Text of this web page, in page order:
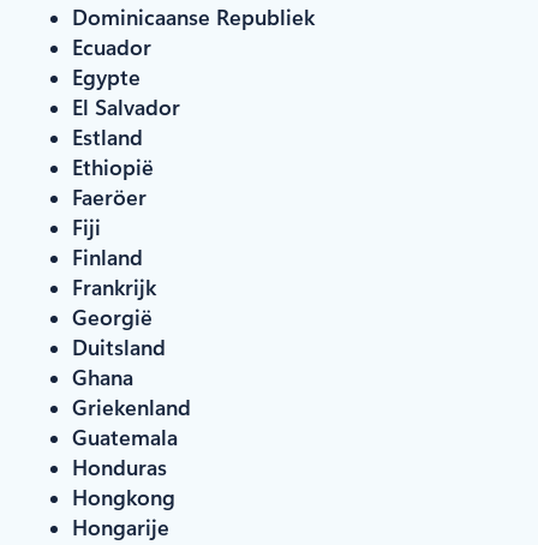
Dominicaanse Republiek
Ecuador
Egypte
El Salvador
Estland
Ethiopië
Faeröer
Fiji
Finland
Frankrijk
Georgië
Duitsland
Ghana
Griekenland
Guatemala
Honduras
Hongkong
Hongarije